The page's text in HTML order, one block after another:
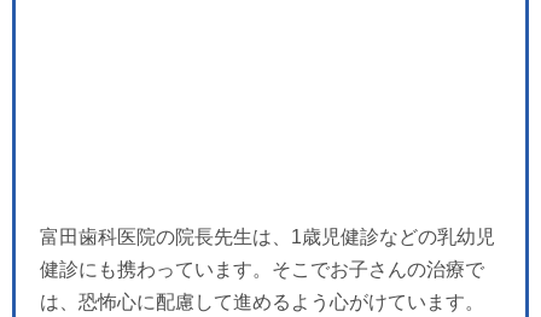
富田歯科医院の院長先生は、1歳児健診などの乳幼児
健診にも携わっています。そこでお子さんの治療で
は、恐怖心に配慮して進めるよう心がけています。